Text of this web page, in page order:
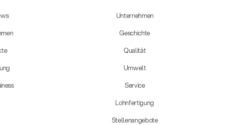
Unternehmen
Geschichte
Qualität
Umwelt
Service
Lohnfertigung
Stellenangebote